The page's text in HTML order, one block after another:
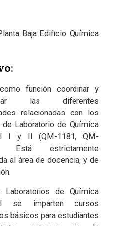
Baja Edificio Química
:
función coordinar y
las diferentes
relacionadas con los
Laboratorio de Química
I y II (QM-1181, QM-
Está estrictamente
al área de docencia, y de
Laboratorios de Química
se imparten cursos
básicos para estudiantes